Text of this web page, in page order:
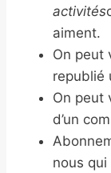
activités
aiment.
On peut
republié
On peut
d’un
nous qui